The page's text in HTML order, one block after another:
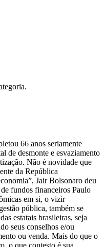
66 anos seriamente
de desmonte e esvaziamento
Não é novidade que
da República
Jair Bolsonaro deu
fundos financeiros Paulo
em si, o vizir
pública, também se
estatais brasileiras, seja
seus conselhos e/ou
ou venda. Mais do que o